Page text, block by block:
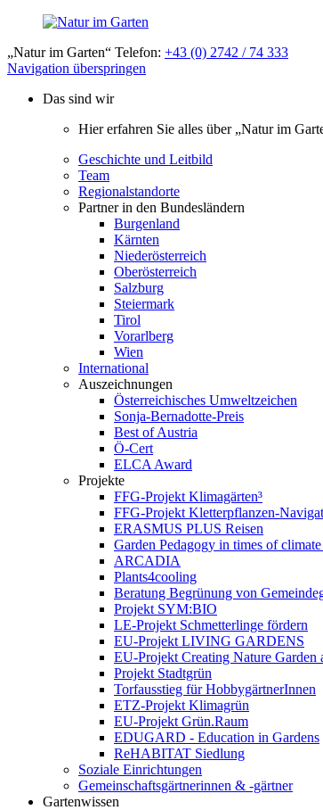
„Natur im Garten“ Telefon: +43 (0) 2742 / 74 333
Navigation überspringen
Das sind wir
Hier erfahren Sie alles über „Natur im
Geschichte und Leitbild
Team
Regionalstandorte
Partner in den Bundesländern
Burgenland
Kärnten
Niederösterreich
Oberösterreich
Salzburg
Steiermark
Tirol
Vorarlberg
Wien
International
Auszeichnungen
Österreichisches Umweltzeichen
Sonja-Bernadotte-Preis
Best of Austria
Ö-Cert
ELCA Award
Projekte
FFG-Projekt Klimagärten³
FFG-Projekt Kletterpflanzen-
ERASMUS PLUS Reisen
Garden Pedagogy in times of
ARCADIA
Plants4cooling
Beratung Begrünung von
Projekt SYM:BIO
LE-Projekt Schmetterlinge fördern
EU-Projekt LIVING GARDENS
EU-Projekt Creating Nature
Projekt Stadtgrün
Torfausstieg für HobbygärtnerInnen
ETZ-Projekt Klimagrün
EU-Projekt Grün.Raum
EDUGARD - Education in Gardens
ReHABITAT Siedlung
Soziale Einrichtungen
Gemeinschaftsgärtnerinnen & -gärtner
Gartenwissen